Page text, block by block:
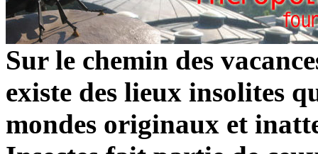
Sur le chemin des
existe des lieux insolites
mondes originaux et